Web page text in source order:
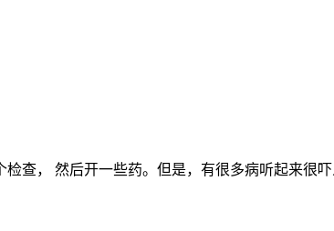
查， 然后开一些药。但是，有很多病听起来很